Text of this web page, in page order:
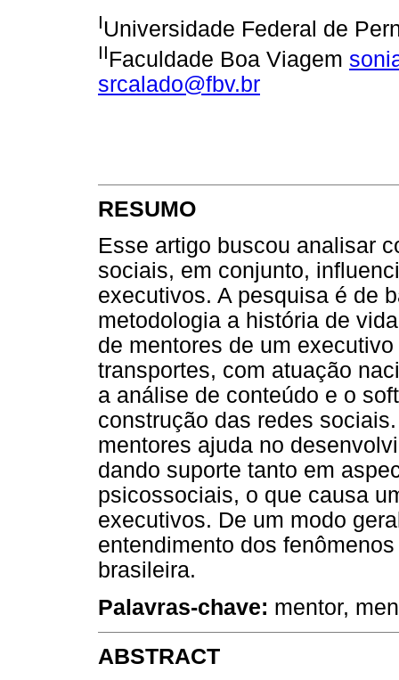
IUniversidade Federal de
IIFaculdade Boa Viagem
srcalado@fbv.br
RESUMO
Esse artigo buscou analisar
sociais, em conjunto,
executivos. A pesquisa é de
metodologia a história de
de mentores de um
transportes, com atuação
a análise de conteúdo e o
construção das redes
mentores ajuda no
dando suporte tanto em
psicossociais, o que causa
executivos. De um modo
entendimento dos
brasileira.
Palavras-chave: mentor,
ABSTRACT